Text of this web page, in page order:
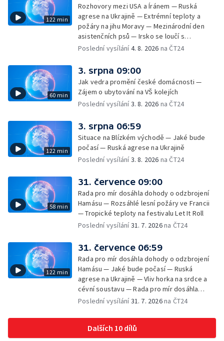
122 min
Rozhovory mezi USA a Íránem — Ruská
agrese na Ukrajině — Extrémní teploty a
požáry na jihu Moravy — Mezinárodní den
asistenčních psů — Irsko se loučí s
hudebníkem Glenem Hansardem
Poslední vysílání4. 8. 2026 na ČT24
60 min
3. srpna 09:00
Jak vedra promění české domácnosti —
Zájem o ubytování na VŠ kolejích
Poslední vysílání3. 8. 2026 na ČT24
122 min
3. srpna 06:59
Situace na Blízkém východě — Jaké bude
počasí — Ruská agrese na Ukrajině
Poslední vysílání3. 8. 2026 na ČT24
58 min
31. července 09:00
Rada pro mír dosáhla dohody o odzbrojení
Hamásu — Rozsáhlé lesní požáry ve Francii
— Tropické teploty na festivalu Let It Roll
Poslední vysílání31. 7. 2026na ČT24
122 min
31. července 06:59
Rada pro mír dosáhla dohody o odzbrojení
Hamásu — Jaké bude počasí — Ruská
agrese na Ukrajině — Vliv horka na srdce a
cévní soustavu — Rada pro mír dosáhla
dohody o odzbrojení Hamásu — Dokument
začíná výplata superdávky — Tropické
teploty zatěžují i volně žijící zvířata
Poslední vysílání31. 7. 2026na ČT24
Dalších 10 dílů